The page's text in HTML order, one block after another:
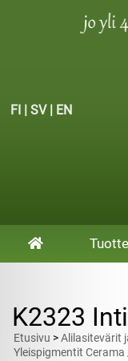
FI | SV| EN
K2323
Etusivu >Alilasitevärit
Yleispigmentit Cerama